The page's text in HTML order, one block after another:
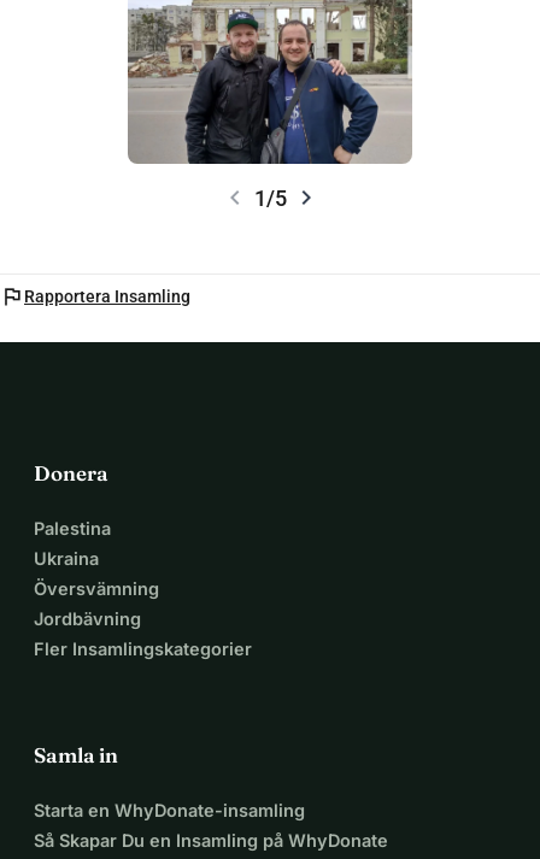
chevron_left 1/5 chevron_right
flag Rapportera Insamling
Donera
Palestina
Ukraina
Översvämning
Jordbävning
Fler Insamlingskategorier
Samla in
Starta en WhyDonate-insamling
Så Skapar Du en Insamling på WhyDonate